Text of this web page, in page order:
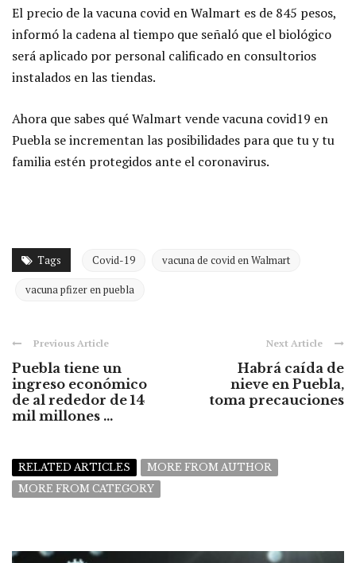
El precio de la vacuna covid en Walmart es de 845 pesos,
informó la cadena al tiempo que señaló que el biológico
será aplicado por personal calificado en consultorios
instalados en las tiendas.
Ahora que sabes qué Walmart vende vacuna covid19 en
Puebla se incrementan las posibilidades para que tu y tu
familia estén protegidos ante el coronavirus.
Tags Covid-19 vacuna de covid en Walmart
vacuna pfizer en puebla
Previous Article
Puebla tiene un
ingreso económico
de al rededor de 14
mil millones ...
Next Article
Habrá caída de
nieve en Puebla,
toma precauciones
RELATED ARTICLES
MORE FROM AUTHOR
MORE FROM CATEGORY